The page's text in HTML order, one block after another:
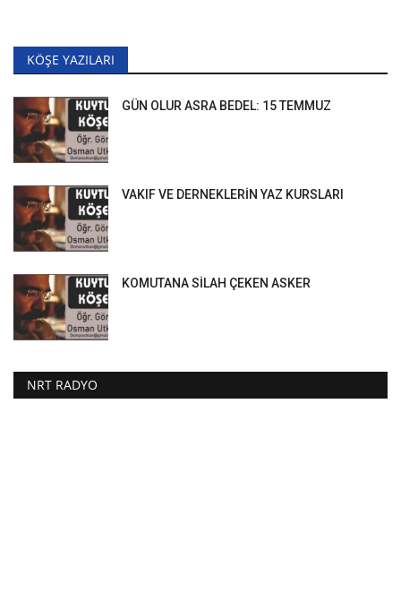
KÖŞE YAZILARI
GÜN OLUR ASRA BEDEL: 15 TEMMUZ
VAKIF VE DERNEKLERİN YAZ KURSLARI
KOMUTANA SİLAH ÇEKEN ASKER
NRT RADYO